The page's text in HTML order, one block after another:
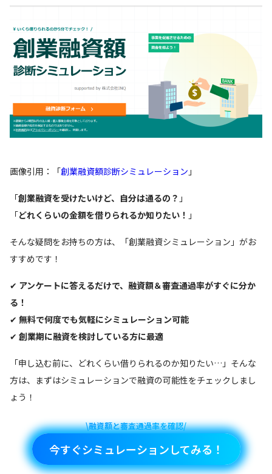
画像引用：「創業融資額診断シミュレーション 」
「創業融資を受けたいけど、自分は通るの？ 」
「どれくらいの金額を借りられるか知りたい！ 」
そんな疑問をお持ちの方は、「創業融資シミュレーション」がお
すすめです！
✔ アンケートに答えるだけで、融資額＆審査通過率がすぐに分か
る！
✔ 無料で何度でも気軽にシミュレーション可能
✔ 創業期に融資を検討している方に最適
「申し込む前に、どれくらい借りられるのか知りたい…」そんな
方は、まずはシミュレーションで融資の可能性をチェックしまし
ょう！
\融資額と審査通過率を確認/
今すぐシミュレーションしてみる！